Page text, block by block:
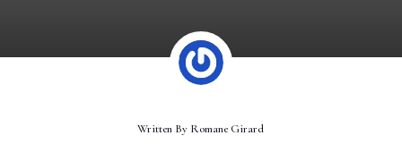
Written By Romane Girard